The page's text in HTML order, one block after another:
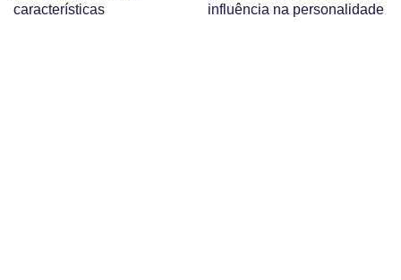
características
influência na personalidade